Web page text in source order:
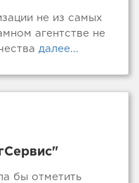
не из самых
агентстве не
далее...
бы отметить